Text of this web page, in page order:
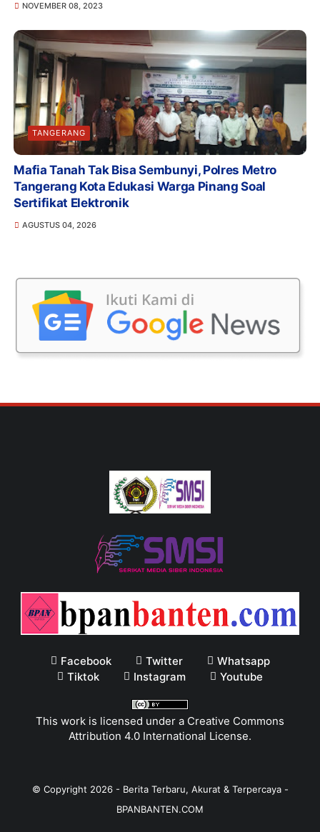
NOVEMBER 08, 2023
TANGERANG
Mafia Tanah Tak Bisa Sembunyi, Polres Metro
Tangerang Kota Edukasi Warga Pinang Soal
Sertifikat Elektronik
AGUSTUS 04, 2026
Facebook Twitter
Whatsapp
Tiktok
Instagram Youtube
This work is licensed under a Creative Commons
Attribution 4.0 International License.
© Copyright 2026- Berita Terbaru, Akurat & Terpercaya -
BPANBANTEN.COM